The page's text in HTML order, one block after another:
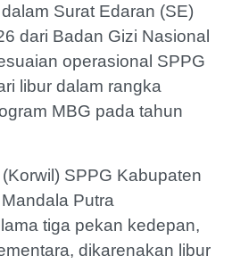
Surat Edaran (SE)
dari Badan Gizi Nasional
operasional SPPG
libur dalam rangka
MBG pada tahun
SPPG Kabupaten
Putra
tiga pekan kedepan,
dikarenakan libur